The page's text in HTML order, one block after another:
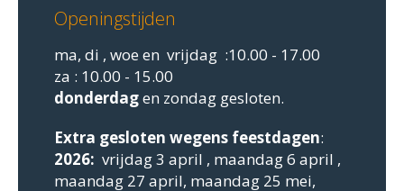
Openingstijden
ma, di , woe en vrijdag :10.00 - 17.00
za : 10.00 - 15.00
donderdagen zondag gesloten.
Extra gesloten wegens feestdagen:
2026: vrijdag 3 april , maandag 6 april ,
maandag 27 april, maandag 25 mei,